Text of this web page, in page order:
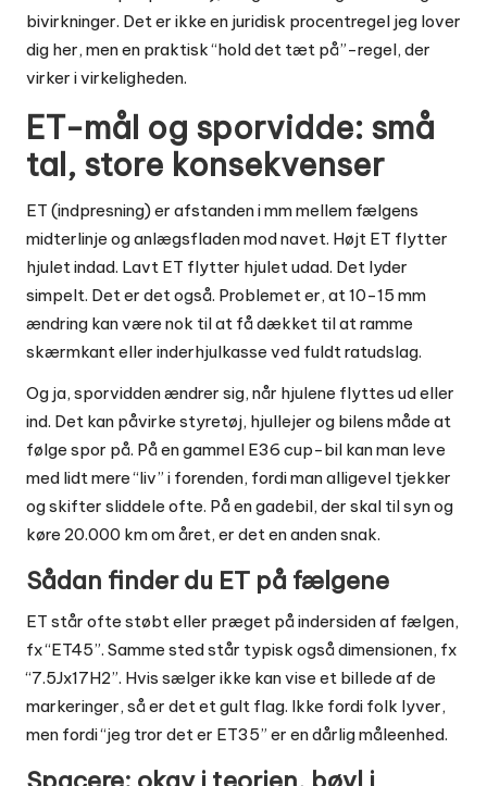
bivirkninger. Det er ikke en juridisk procentregel jeg lover
dig her, men en praktisk “hold det tæt på”-regel, der
virker i virkeligheden.
ET-mål og sporvidde: små
tal, store konsekvenser
ET (indpresning) er afstanden i mm mellem fælgens
midterlinje og anlægsfladen mod navet. Højt ET flytter
hjulet indad. Lavt ET flytter hjulet udad. Det lyder
simpelt. Det er det også. Problemet er, at 10-15 mm
ændring kan være nok til at få dækket til at ramme
skærmkant eller inderhjulkasse ved fuldt ratudslag.
Og ja, sporvidden ændrer sig, når hjulene flyttes ud eller
ind. Det kan påvirke styretøj, hjullejer og bilens måde at
følge spor på. På en gammel E36 cup-bil kan man leve
med lidt mere “liv” i forenden, fordi man alligevel tjekker
og skifter sliddele ofte. På en gadebil, der skal til syn og
køre 20.000 km om året, er det en anden snak.
Sådan finder du ET på fælgene
ET står ofte støbt eller præget på indersiden af fælgen,
fx “ET45”. Samme sted står typisk også dimensionen, fx
“7.5Jx17H2”. Hvis sælger ikke kan vise et billede af de
markeringer, så er det et gult flag. Ikke fordi folk lyver,
men fordi “jeg tror det er ET35” er en dårlig måleenhed.